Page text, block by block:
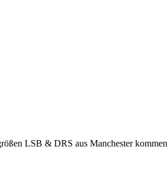
LSB & DRS aus Manchester kommen